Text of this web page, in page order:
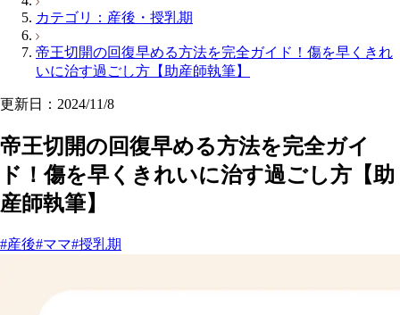
カテゴリ：産後・授乳期
帝王切開の回復早める方法を完全ガイド！傷を早くきれ
いに治す過ごし方【助産師執筆】
更新日：2024/11/8
帝王切開の回復早める方法を完全ガイ
ド！傷を早くきれいに治す過ごし方【助
産師執筆】
#産後#ママ#授乳期